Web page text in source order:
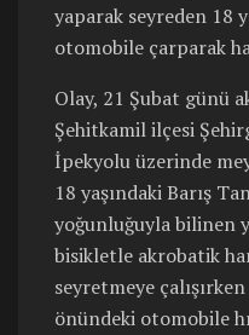
yaparak seyreden 18
otomobile çarparak
Olay, 21 Şubat günü
Şehitkamil ilçesi
İpekyolu üzerinde
18 yaşındaki Barış
yoğunluğuyla bilinen
bisikletle akrobatik
seyretmeye
önündeki otomobile